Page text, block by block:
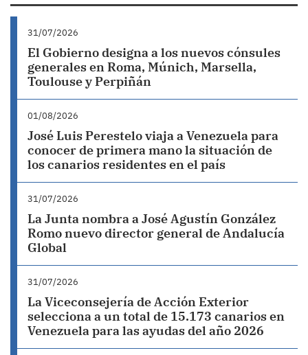
31/07/2026
El Gobierno designa a los nuevos cónsules
generales en Roma, Múnich, Marsella,
Toulouse y Perpiñán
01/08/2026
José Luis Perestelo viaja a Venezuela para
conocer de primera mano la situación de
los canarios residentes en el país
31/07/2026
La Junta nombra a José Agustín González
Romo nuevo director general de Andalucía
Global
31/07/2026
La Viceconsejería de Acción Exterior
selecciona a un total de 15.173 canarios en
Venezuela para las ayudas del año 2026